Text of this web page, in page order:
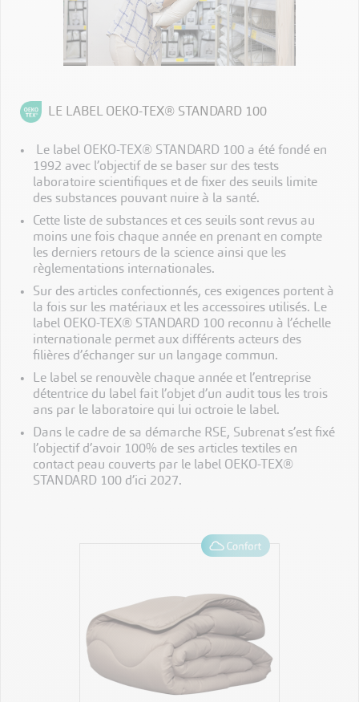
LE LABEL OEKO-TEX® STANDARD 100
Le label OEKO-TEX® STANDARD 100 a été fondé en
1992 avec l’objectif de se baser sur des tests
laboratoire scientifiques et de fixer des seuils limite
des substances pouvant nuire à la santé.
Cette liste de substances et ces seuils sont revus au
moins une fois chaque année en prenant en compte
les derniers retours de la science ainsi que les
règlementations internationales.
Sur des articles confectionnés, ces exigences portent à
la fois sur les matériaux et les accessoires utilisés. Le
label OEKO-TEX® STANDARD 100 reconnu à l’échelle
internationale permet aux différents acteurs des
filières d’échanger sur un langage commun.
Le label se renouvèle chaque année et l’entreprise
détentrice du label fait l’objet d’un audit tous les trois
ans par le laboratoire qui lui octroie le label.
Dans le cadre de sa démarche RSE, Subrenat s’est fixé
l’objectif d’avoir 100% de ses articles textiles en
contact peau couverts par le label OEKO-TEX®
STANDARD 100 d’ici 2027.